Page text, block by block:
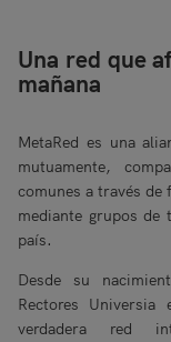
Una red que
mañana
MetaRed es una
mutuamente,
comunes a través
mediante grupos de
país.
Desde su
Rectores
verdadera red